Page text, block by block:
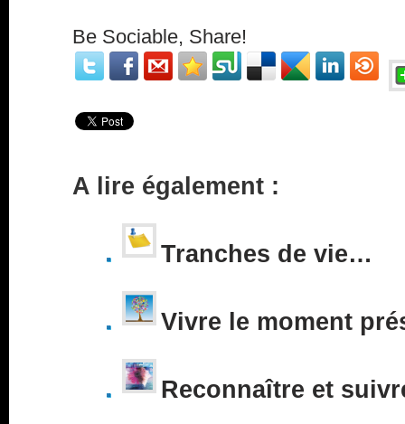
Be Sociable, Share!
A lire également :
Tranches de vie…
Vivre le moment
Reconnaître et